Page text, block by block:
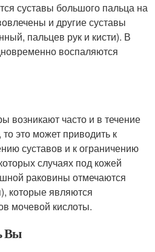
суставы большого пальца на
и другие суставы
пальцев рук и кисти). В
воспаляются
возникают часто и в течение
это может приводить к
суставов и к ограничению
случаях под кожей
раковины отмечаются
которые являются
мочевой кислоты.
Вы